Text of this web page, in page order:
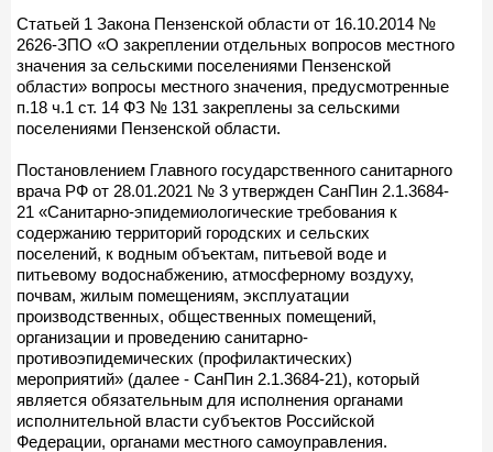
Статьей 1 Закона Пензенской области от 16.10.2014 №
2626-ЗПО «О закреплении отдельных вопросов местного
значения за сельскими поселениями Пензенской
области» вопросы местного значения, предусмотренные
п.18 ч.1 ст. 14 ФЗ № 131 закреплены за сельскими
поселениями Пензенской области.
Постановлением Главного государственного санитарного
врача РФ от 28.01.2021 № 3 утвержден СанПин 2.1.3684-
21 «Санитарно-эпидемиологические требования к
содержанию территорий городских и сельских
поселений, к водным объектам, питьевой воде и
питьевому водоснабжению, атмосферному воздуху,
почвам, жилым помещениям, эксплуатации
производственных, общественных помещений,
организации и проведению санитарно-
противоэпидемических (профилактических)
мероприятий» (далее - СанПин 2.1.3684-21), который
является обязательным для исполнения органами
исполнительной власти субъектов Российской
Федерации, органами местного самоуправления.